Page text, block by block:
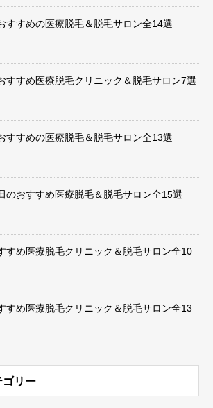
すすめの医療脱毛＆脱毛サロン全14選
すすめ医療脱毛クリニック＆脱毛サロン7選
すすめの医療脱毛＆脱毛サロン全13選
のおすすめ医療脱毛＆脱毛サロン全15選
すめ医療脱毛クリニック＆脱毛サロン全10
すめ医療脱毛クリニック＆脱毛サロン全13
ゴリー